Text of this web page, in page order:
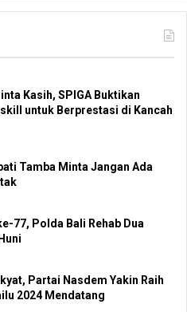
Kasih, SPIGA Buktikan
untuk Berprestasi di Kancah
Tamba Minta Jangan Ada
77, Polda Bali Rehab Dua
Partai Nasdem Yakin Raih
2024 Mendatang